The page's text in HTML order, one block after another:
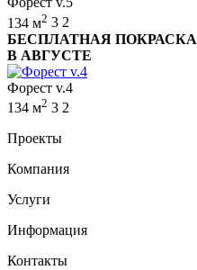
134 м2 3 2
БЕСПЛАТНАЯ ПОКРАСКА
В АВГУСТЕ
Форест v.4
134 м2 3 2
Проекты
Компания
Услуги
Информация
Контакты